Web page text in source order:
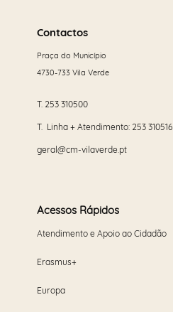
maisContactos
Praça do Município
4730-733 Vila Verde
T. 253 310500
T. Linha + Atendimento: 253 310516
geral@cm-vilaverde.pt
Acessos Rápidos
Atendimento e Apoio ao Cidadão
Erasmus+
Europa